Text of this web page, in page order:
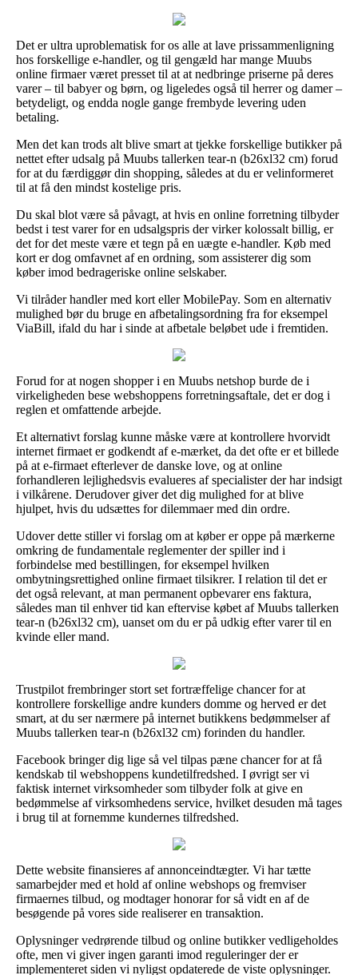
Det er ultra uproblematisk for os alle at lave prissammenligning
hos forskellige e-handler, og til gengæld har mange Muubs
online firmaer været presset til at at nedbringe priserne på deres
varer – til babyer og børn, og ligeledes også til herrer og damer –
betydeligt, og endda nogle gange frembyde levering uden
betaling.
Men det kan trods alt blive smart at tjekke forskellige butikker på
nettet efter udsalg på Muubs tallerken tear-n (b26xl32 cm) forud
for at du færdiggør din shopping, således at du er velinformeret
til at få den mindst kostelige pris.
Du skal blot være så påvagt, at hvis en online forretning tilbyder
bedst i test varer for en udsalgspris der virker kolossalt billig, er
det for det meste være et tegn på en uægte e-handler. Køb med
kort er dog omfavnet af en ordning, som assisterer dig som
køber imod bedrageriske online selskaber.
Vi tilråder handler med kort eller MobilePay. Som en alternativ
mulighed bør du bruge en afbetalingsordning fra for eksempel
ViaBill, ifald du har i sinde at afbetale beløbet ude i fremtiden.
Forud for at nogen shopper i en Muubs netshop burde de i
virkeligheden bese webshoppens forretningsaftale, det er dog i
reglen et omfattende arbejde.
Et alternativt forslag kunne måske være at kontrollere hvorvidt
internet firmaet er godkendt af e-mærket, da det ofte er et billede
på at e-firmaet efterlever de danske love, og at online
forhandleren lejlighedsvis evalueres af specialister der har indsigt
i vilkårene. Derudover giver det dig mulighed for at blive
hjulpet, hvis du udsættes for dilemmaer med din ordre.
Udover dette stiller vi forslag om at køber er oppe på mærkerne
omkring de fundamentale reglementer der spiller ind i
forbindelse med bestillingen, for eksempel hvilken
ombytningsrettighed online firmaet tilsikrer. I relation til det er
det også relevant, at man permanent opbevarer ens faktura,
således man til enhver tid kan eftervise købet af Muubs tallerken
tear-n (b26xl32 cm), uanset om du er på udkig efter varer til en
kvinde eller mand.
Trustpilot frembringer stort set fortræffelige chancer for at
kontrollere forskellige andre kunders domme og herved er det
smart, at du ser nærmere på internet butikkens bedømmelser af
Muubs tallerken tear-n (b26xl32 cm) forinden du handler.
Facebook bringer dig lige så vel tilpas pæne chancer for at få
kendskab til webshoppens kundetilfredshed. I øvrigt ser vi
faktisk internet virksomheder som tilbyder folk at give en
bedømmelse af virksomhedens service, hvilket desuden må tages
i brug til at fornemme kundernes tilfredshed.
Dette website finansieres af annonceindtægter. Vi har tætte
samarbejder med et hold af online webshops og fremviser
firmaernes tilbud, og modtager honorar for så vidt en af de
besøgende på vores side realiserer en transaktion.
Oplysninger vedrørende tilbud og online butikker vedligeholdes
ofte, men vi giver ingen garanti imod reguleringer der er
implementeret siden vi nyligst opdaterede de viste oplysninger.